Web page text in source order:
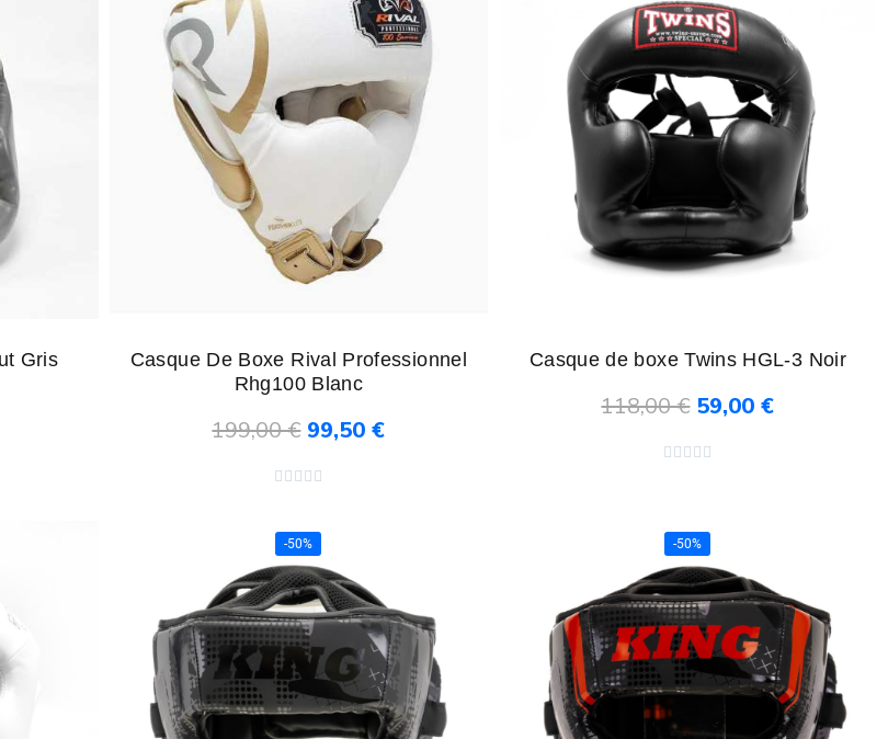
Gris
Casque De Boxe Rival Professionnel
Rhg100 Blanc
199,00 € 99,50 €
    
Casque de boxe Twins HGL-3 Noir
118,00 € 59,00 €
    
-50% -50%